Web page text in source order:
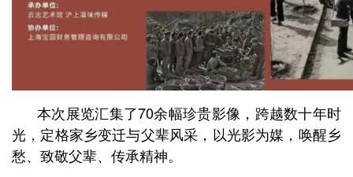
本次展览汇集了70余幅珍贵影像，跨越数十年时
光，定格家乡变迁与父辈风采，以光影为媒，唤醒乡
愁、致敬父辈、传承精神。